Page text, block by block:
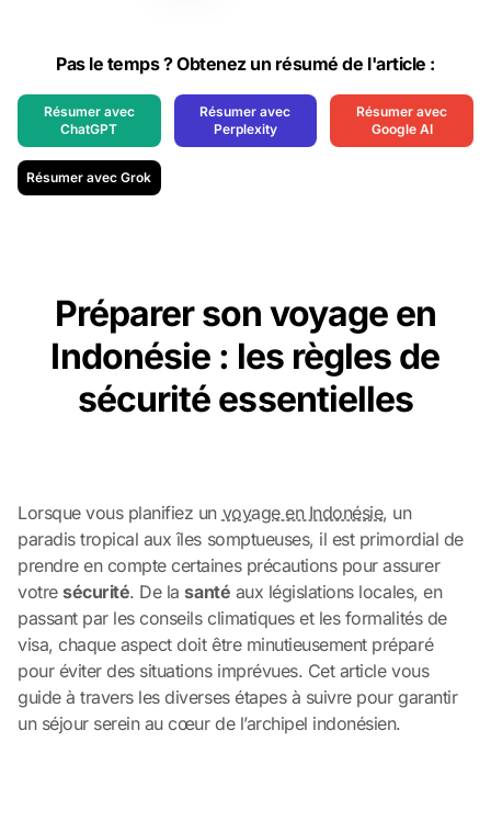
Préparer son voyage en
Indonésie : les règles de
sécurité essentielles
Lorsque vous planifiez un voyage en Indonésie, un
paradis tropical aux îles somptueuses, il est primordial de
prendre en compte certaines précautions pour assurer
votresécurité. De lasanté aux législations locales, en
passant par les conseils climatiques et les formalités de
visa, chaque aspect doit être minutieusement préparé
pour éviter des situations imprévues. Cet article vous
guide à travers les diverses étapes à suivre pour garantir
un séjour serein au cœur de l’archipel indonésien.
Pas le temps ? Obtenez un résumé de l'article :
Résumer avec
ChatGPT
Résumer avec
Perplexity
Résumer avec
Google AI
Résumer avec Grok